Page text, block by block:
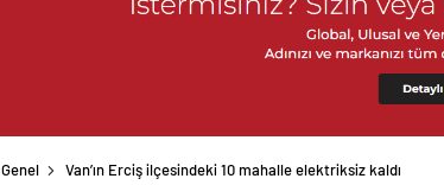
Genel Van’ın Erciş ilçesindeki 10 mahalle elektriksiz kaldı